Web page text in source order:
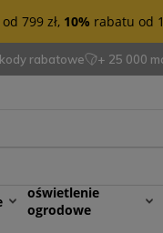
799 zł, 10% rabatu od
rabatowe + 25 000
oświetlenie
ogrodowe